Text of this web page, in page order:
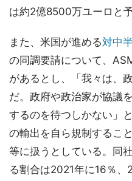
は約2億8500万ユーロと
また、米国が進める対中
の同調要請について、
があるとし、「我々は、
だ。政府や政治家が協議
するのを待つしかない」
の輸出を自ら規制するこ
等に扱うとしている。同
る割合は2021年に16％